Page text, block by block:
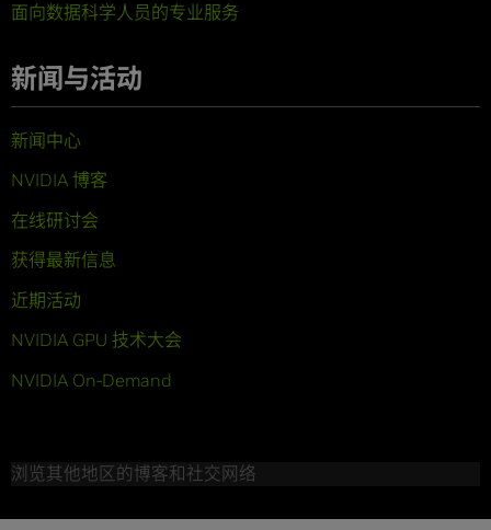
面向数据科学人员的专业服务
新闻与活动
新闻中心
NVIDIA 博客
在线研讨会
获得最新信息
近期活动
NVIDIA GPU 技术大会
NVIDIA On-Demand
浏览其他地区的博客和社交网络